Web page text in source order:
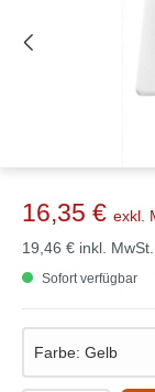
16,35 € exkl.
19,46 € inkl. MwSt.
Sofort verfügbar